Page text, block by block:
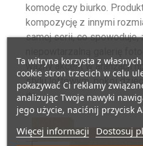
komodę czy biurko.
kompozycję z innymi
samej serii, co
ważny akcent w aranżacji
stylu loftowym, pokoi
itp.
Ta witryna korzysta z
cookie stron trzecich w celu
pokazywać Ci reklamy
analizując Twoje nawyki
jego użycie, naciśnij przycisk
Więcej informacji Dostosuj